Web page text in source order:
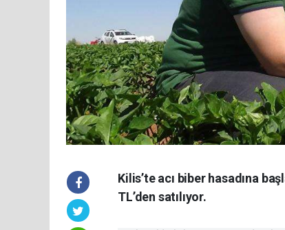
Kilis’te acı biber hasadına
TL’den satılıyor.